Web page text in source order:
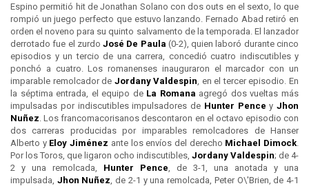
Espino permitió hit de Jonathan Solano con dos outs en el sexto, lo que
rompió un juego perfecto que estuvo lanzando. Fernado Abad retiró en
orden el noveno para su quinto salvamento de la temporada. El lanzador
derrotado fue el zurdoJosé De Paula (0-2), quien laboró durante cinco
episodios y un tercio de una carrera, concedió cuatro indiscutibles y
ponchó a cuatro. Los romanenses inauguraron el marcador con un
imparable remolcador de Jordany Valdespin , en el tercer episodio. En
la séptima entrada, el equipo de La Romana agregó dos vueltas más
impulsadas por indiscutibles impulsadores de Hunter Pence y Jhon
Nuñez . Los francomacorisanos descontaron en el octavo episodio con
dos carreras producidas por imparables remolcadores de Hanser
Alberto y Eloy Jiménez ante los envíos del derecho Michael Dimock
Por los Toros, que ligaron ocho indiscutibles, Jordany Valdespin; de 4-
2 y una remolcada, Hunter Pence , de 3-1, una anotada y una
impulsada, Jhon Nuñez , de 2-1 y una remolcada, Peter O\'Brien, de 4-1